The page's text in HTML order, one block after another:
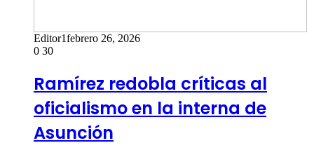
Editor1febrero 26, 2026
0 30
Ramírez redobla críticas al
oficialismo en la interna de
Asunción